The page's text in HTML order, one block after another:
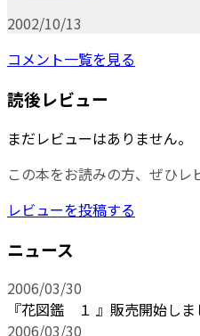
2002/10/13
コメント一覧を見る
読後レビュー
まだレビューはありません。
この本をお読みの方、ぜひレ
レビューを投稿する
ニュース
2006/03/30
『花図鑑 １ 』販売開始しま
2006/03/30